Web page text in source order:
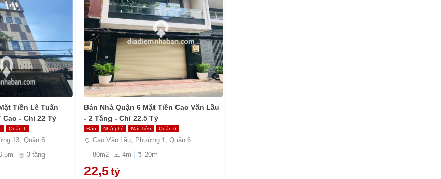
Tiền Lê Tuấn
Cao - Chỉ 22 Tỷ
Quận 6
Quận 6
m 3 tầng
Bán Nhà Quận 6 Mặt Tiền Cao Văn Lầu
- 2 Tầng - Chỉ 22.5 Tỷ
Bán Nhà phố Mặt Tiền Quận 6
Cao Văn Lầu, Phường.1, Quận 6
80m2 4m 20m
22,5tỷ